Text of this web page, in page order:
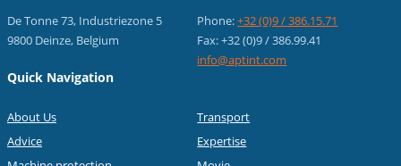
De Tonne 73, Industriezone 5
9800 Deinze, Belgium
Phone:+32 (0)9 / 386.15.71
Fax: +32 (0)9 / 386.99.41
info@aptint.com
Quick Navigation
About Us
Advice
Transport
Expertise